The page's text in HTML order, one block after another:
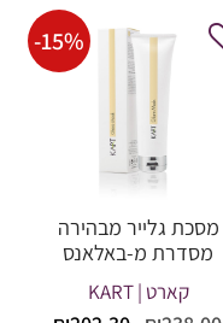
-15%
מסכת גלייר מבהירה
מסדרת מ-באלאנס
קארט | KART